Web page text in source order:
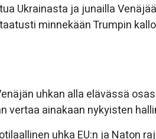
Ukrainasta ja junailla
minnekään Trumpin
uhkan alla elävässä
vertaa ainakaan nykyisten
uhka EU:n ja Naton